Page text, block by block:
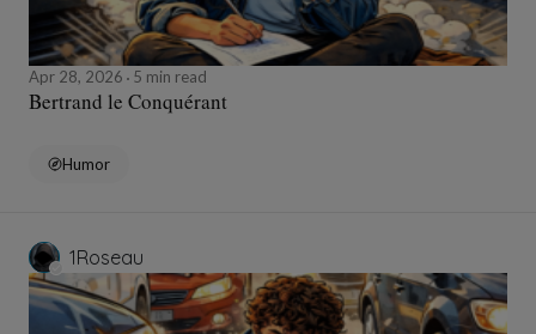
Apr 28, 2026 5 min read
Bertrand le Conquérant
Humor
1Roseau